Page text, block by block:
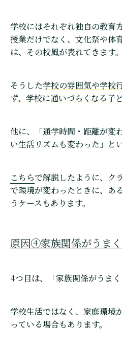
学校にはそれぞれ独自の教育
授業だけでなく、文化祭や体
は、その校風が表れてきます。
そうした学校の雰囲気や学校
ず、学校に通いづらくなる子
他に、「通学時間・距離が変
い生活リズムも変わった」と
こちらで解説したように、ク
で環境が変わったときに、あ
うケースもあります。
原因④家族関係がうま
4つ目は、「家族関係がうまく
学校生活ではなく、家庭環境
っている場合もあります。